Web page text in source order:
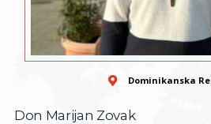
Dominikanska
Don Marijan Zovak